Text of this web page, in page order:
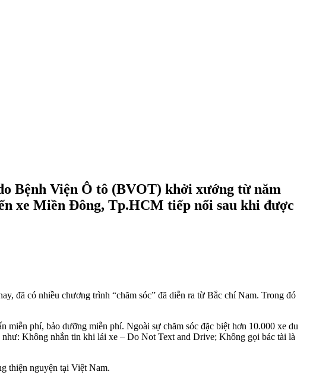
Bệnh Viện Ô tô (BVOT) khởi xướng từ năm
xe Miền Đông, Tp.HCM tiếp nối sau khi được
đã có nhiều chương trình “chăm sóc” đã diễn ra từ Bắc chí Nam. Trong đó
phí, bảo dưỡng miễn phí. Ngoài sự chăm sóc đặc biệt hơn 10.000 xe du
Không nhắn tin khi lái xe – Do Not Text and Drive; Không gọi bác tài là
thiện nguyện tại Việt Nam.